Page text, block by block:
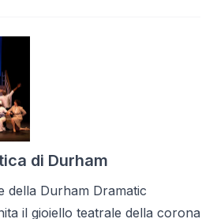
di Durham
della Durham Dramatic
il gioiello teatrale della corona